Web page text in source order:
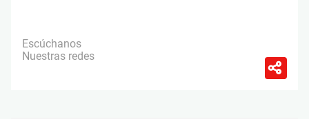
Escúchanos
Nuestras redes